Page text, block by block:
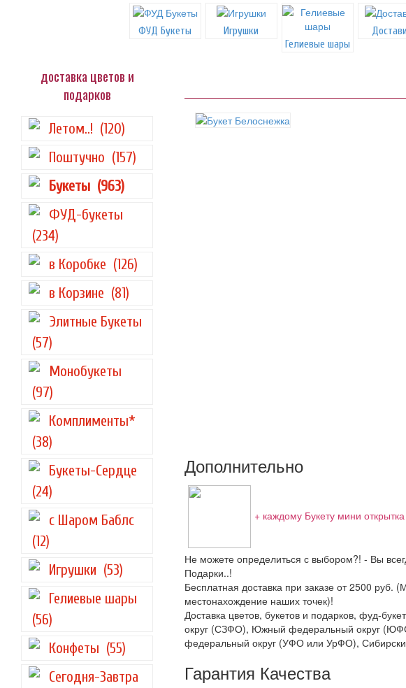
ФУД Букеты
Игрушки
Гелиевые шары
доставка цветов и
подарков
Летом..! (120)
Поштучно (157)
Букеты (963)
ФУД-букеты
(234)
в Коробке (126)
в Корзине (81)
Элитные Букеты
(57)
Монобукеты
(97)
Комплименты*
(38)
Букеты-Сердце
(24)
с Шаром Баблс
(12)
Игрушки (53)
Гелиевые шары
(56)
Конфеты (55)
Сегодня-Завтра
Дополнительно
+ каждому Букету мини
Не можете определиться с выбором?! - Вы
Подарки..!
Бесплатная доставка при заказе от 2500 руб.
местонахождение наших точек)!
Доставка цветов, букетов и подарков, фуд-
округ (СЗФО), Южный федеральный округ
федеральный округ (УФО или УрФО),
Гарантия Качества